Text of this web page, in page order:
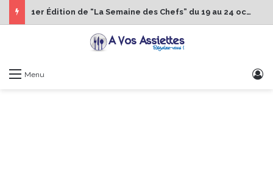
1er Édition de “La Semaine des Chefs” du 19 au 24 octobre 2026
Menu